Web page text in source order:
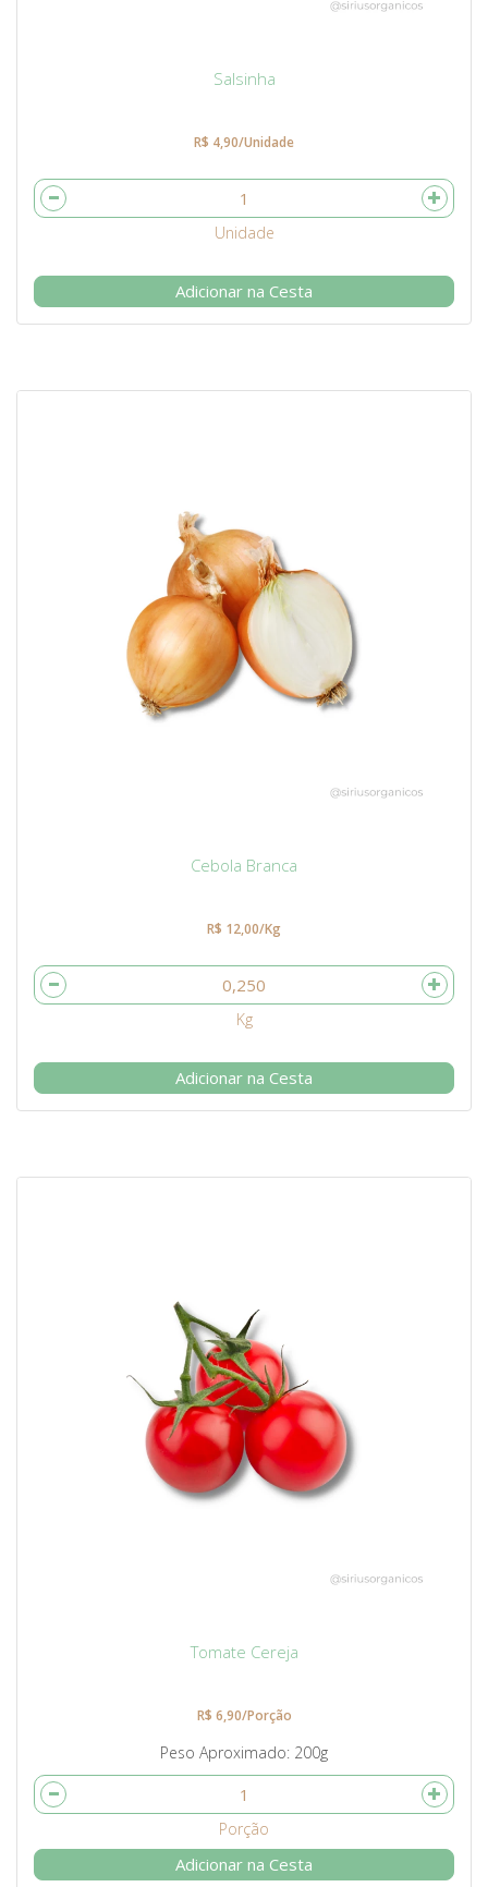
Salsinha
R$ 4,90/Unidade
Adicionar na Cesta
Cebola Branca
R$ 12,00/Kg
Adicionar na Cesta
Tomate Cereja
Peso Aproximado 200g
R$ 6,90/Porção
Adicionar na Cesta